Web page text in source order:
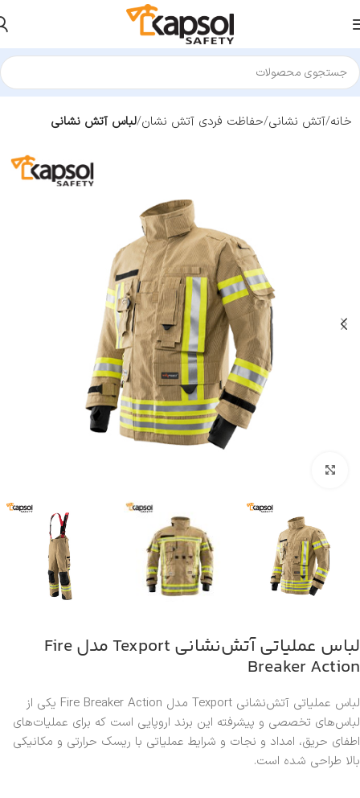
خانه آتش نشانی حفاظت فردی آتش نشان لباس آتش نشانی
لباس عملیاتی آتش‌نشانی Texport مدل Fire
Breaker Action
لباس عملیاتی آتش‌نشانی Texport مدل Fire Breaker Action یکی از
لباس‌های تخصصی و پیشرفته این برند اروپایی است که برای عملیات‌های
اطفای حریق، امداد و نجات و شرایط عملیاتی با ریسک حرارتی و مکانیکی
بالا طراحی شده است.